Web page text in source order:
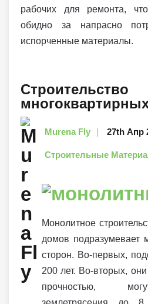
рабочих для ремонта,
обидно за напрасно
испорченные материалы.
Строительство
Murena Fly 27th Апр
Строительные
Монолитное
домов подразумевает
сторон. Во-первых,
200 лет. Во-вторых,
прочностью,